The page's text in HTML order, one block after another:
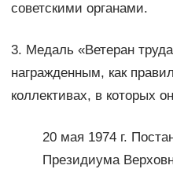
советскими органами.
3. Медаль «Ветеран
награжденным, как
коллективах, в которых
20 мая 1974 г.
Президиума